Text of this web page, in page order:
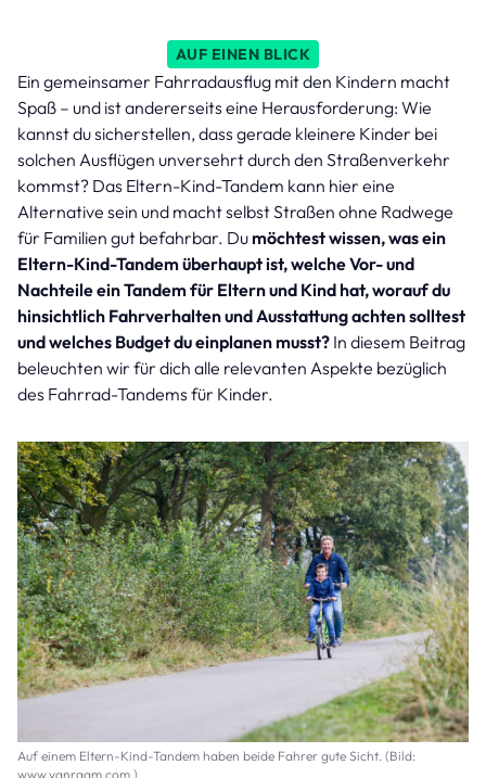
AUF EINEN BLICK
Ein gemeinsamer Fahrradausflug mit den Kindern macht
Spaß – und ist andererseits eine Herausforderung: Wie
kannst du sicherstellen, dass gerade kleinere Kinder bei
solchen Ausflügen unversehrt durch den Straßenverkehr
kommst? Das Eltern-Kind-Tandem kann hier eine
Alternative sein und macht selbst Straßen ohne Radwege
für Familien gut befahrbar. Du möchtest wissen, was ein
Eltern-Kind-Tandem überhaupt ist, welche Vor- und
Nachteile ein Tandem für Eltern und Kind hat, worauf du
hinsichtlich Fahrverhalten und Ausstattung achten solltest
und welches Budget du einplanen musst? In diesem Beitrag
beleuchten wir für dich alle relevanten Aspekte bezüglich
des Fahrrad-Tandems für Kinder.
Auf einem Eltern-Kind-Tandem haben beide Fahrer gute Sicht. (Bild:
www.vanraam.com )